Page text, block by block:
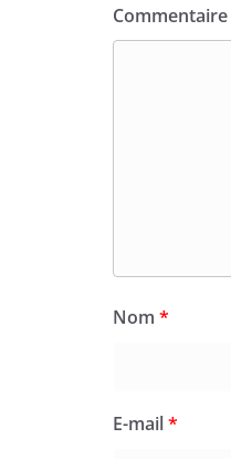
Commentaire
Nom *
E-mail*